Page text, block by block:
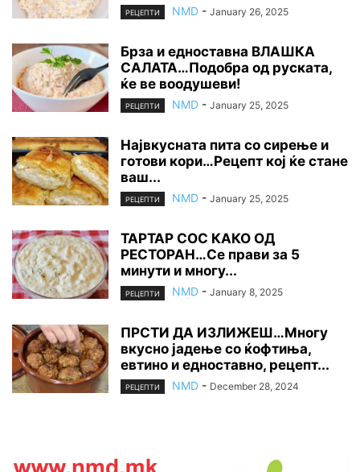
РЕЦЕПТИ NMD - January 26, 2025
Брза и едноставна ВЛАШКА
САЛАТА…Подобра од руската,
ќе ве воодушеви!
РЕЦЕПТИ NMD - January 25, 2025
Највкусната пита со сирење и
готови кори…Рецепт кој ќе стане
ваш...
РЕЦЕПТИ NMD - January 25, 2025
ТАРТАР СОС КАКО ОД
РЕСТОРАН…Се прави за 5
минути и многу...
РЕЦЕПТИ NMD - January 8, 2025
ПРСТИ ДА ИЗЛИЖЕШ…Многу
вкусно јадење со ќофтиња,
евтино и едноставно, рецепт...
РЕЦЕПТИ NMD - December 28, 2024